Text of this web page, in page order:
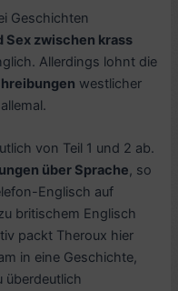
Geschichten
Sex zwischen krass
Allerdings lohnt die
westlicher
von Teil 1 und 2 ab.
über Sprache, so
Englisch auf
britischem Englisch
packt Theroux hier
in eine Geschichte,
überdeutlich